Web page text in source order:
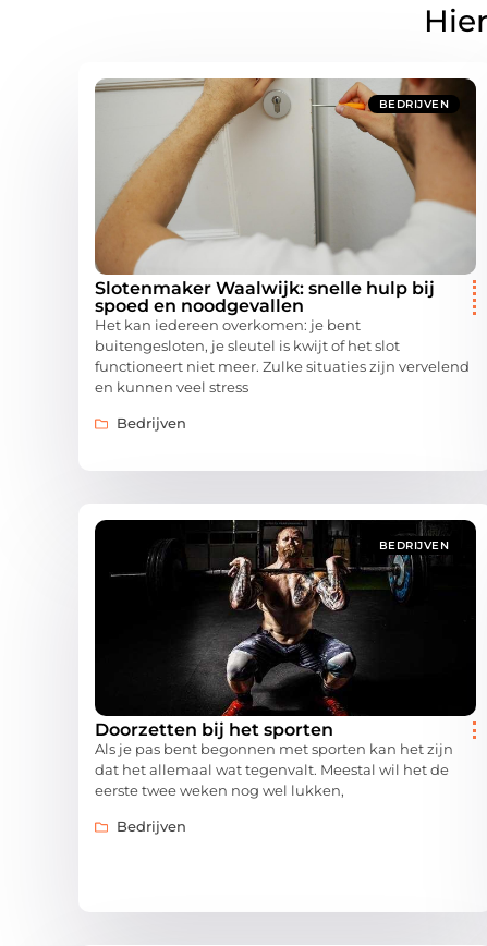
BEDRIJVEN
Slotenmaker Waalwijk: snelle hulp bij
spoed en noodgevallen
Het kan iedereen overkomen: je bent
buitengesloten, je sleutel is kwijt of het slot
functioneert niet meer. Zulke situaties zijn vervelend
en kunnen veel stress
Bedrijven
BEDRIJVEN
Doorzetten bij het sporten
Als je pas bent begonnen met sporten kan het zijn
dat het allemaal wat tegenvalt. Meestal wil het de
eerste twee weken nog wel lukken,
Bedrijven